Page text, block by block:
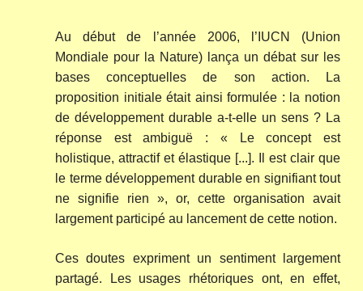
Au début de l’année 2006, l’IUCN (Union
Mondiale pour la Nature) lança un débat sur les
bases conceptuelles de son action. La
proposition initiale était ainsi formulée : la notion
de développement durable a-t-elle un sens ? La
réponse est ambiguë : « Le concept est
holistique, attractif et élastique [...]. Il est clair que
le terme développement durable en signifiant tout
ne signifie rien », or, cette organisation avait
largement participé au lancement de cette notion.
Ces doutes expriment un sentiment largement
partagé. Les usages rhétoriques ont, en effet,